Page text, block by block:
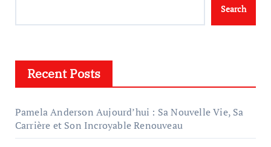
Search
Recent Posts
Pamela Anderson Aujourd’hui : Sa Nouvelle Vie, Sa
Carrière et Son Incroyable Renouveau